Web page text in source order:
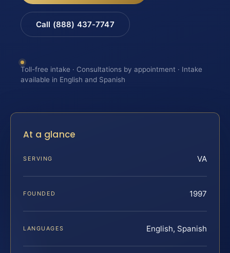
Call (888) 437-7747
Toll-free intake · Consultations by appointment · Intake
available in English and Spanish
At a glance
SERVING VA
FOUNDED 1997
LANGUAGES English, Spanish